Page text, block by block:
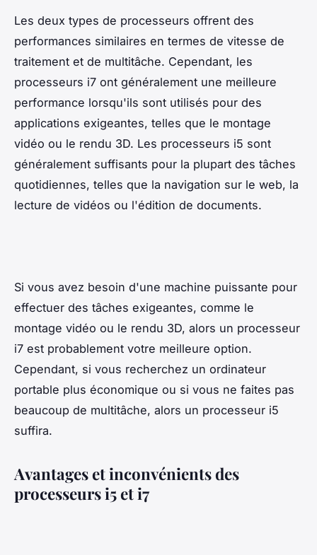
Les deux types de processeurs offrent des
performances similaires en termes de vitesse de
traitement et de multitâche. Cependant, les
processeurs i7 ont généralement une meilleure
performance lorsqu'ils sont utilisés pour des
applications exigeantes, telles que le montage
vidéo ou le rendu 3D. Les processeurs i5 sont
généralement suffisants pour la plupart des tâches
quotidiennes, telles que la navigation sur le web, la
lecture de vidéos ou l'édition de documents.
Si vous avez besoin d'une machine puissante pour
effectuer des tâches exigeantes, comme le
montage vidéo ou le rendu 3D, alors un processeur
i7 est probablement votre meilleure option.
Cependant, si vous recherchez un ordinateur
portable plus économique ou si vous ne faites pas
beaucoup de multitâche, alors un processeur i5
suffira.
Avantages et inconvénients des
processeurs i5 et i7